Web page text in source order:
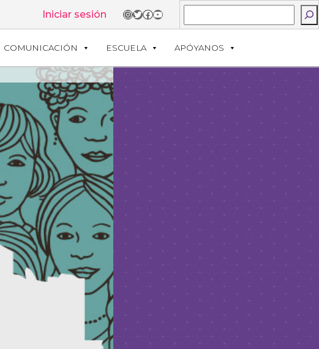
Buscar
Instagram
Twitter
Facebook
YouTube
Iniciar sesión
COMUNICACIÓN ESCUELA APÓYANOS